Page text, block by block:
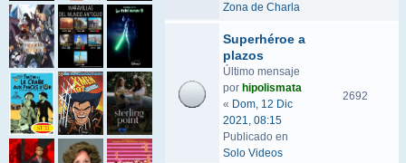
Zona de Charla
Superhéroe a
plazos
Último mensaje
por hipolismata
« Dom, 12 Dic
2021, 08:15
Publicado en
Solo Videos
2692